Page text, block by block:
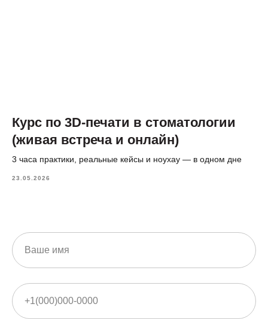
Курс по 3D-печати в стоматологии
(живая встреча и онлайн)
3 часа практики, реальные кейсы и ноухау — в одном дне
23.05.2026